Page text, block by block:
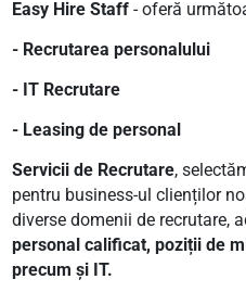
Easy Hire Staff - oferă
- Recrutarea personalului
- IT Recrutare
- Leasing de personal
Servicii de Recrutare,
pentru business-ul clienților
diverse domenii de recrutare,
personal calificat, poziții de
precum și IT.